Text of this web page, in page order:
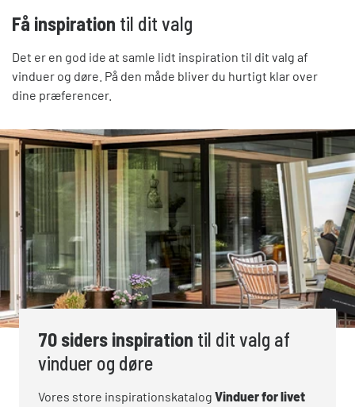
Få inspiration til dit valg
Det er en god ide at samle lidt inspiration til dit valg af
vinduer og døre. På den måde bliver du hurtigt klar over
dine præferencer.
70 siders inspiration til dit valg af
vinduer og døre
Vores store inspirationskatalog Vinduer for livet